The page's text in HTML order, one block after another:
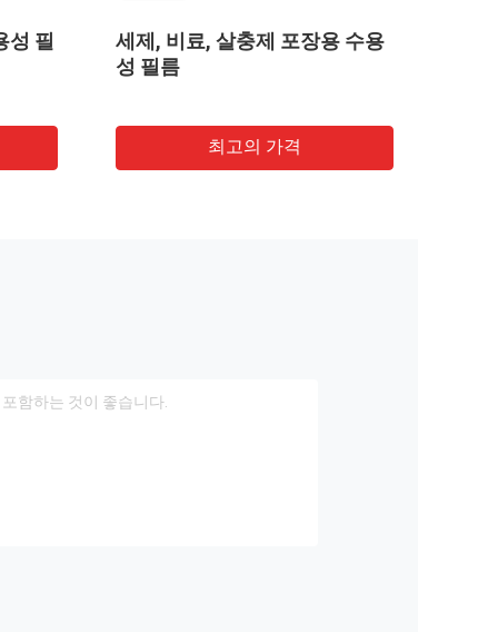
성 필
세제, 비료, 살충제 포장용 수용
성 필름
최고의 가격